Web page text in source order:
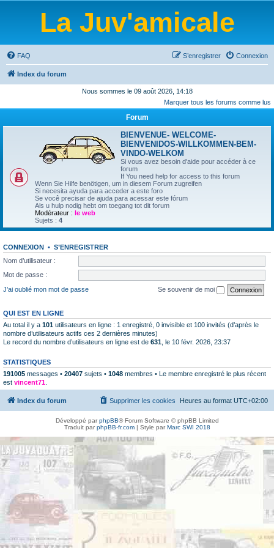
La Juv'amicale
FAQ Connexion
S’enregistrer
Index du forum
Nous sommes le 09 août 2026, 14:18
Marquer tous les forums comme lus
Forum
BIENVENUE- WELCOME-
BIENVENIDOS-WILLKOMMEN-BEM-
VINDO-WELKOM
Si vous avez besoin d'aide pour accéder à ce
forum
If You need help for access to this forum
Wenn Sie Hilfe benötigen, um in diesem Forum zugreifen
Si necesita ayuda para acceder a este foro
Se você precisar de ajuda para acessar este fórum
Als u hulp nodig hebt om toegang tot dit forum
Modérateur : le web
Sujets : 4
CONNEXION • S’ENREGISTRER
Nom d’utilisateur :
Mot de passe :
J’ai oublié mon mot de passe
Se souvenir de moi
QUI EST EN LIGNE
Au total il y a 101 utilisateurs en ligne : 1 enregistré, 0 invisible et 100 invités (d’après le
nombre d’utilisateurs actifs ces 2 dernières minutes)
Le record du nombre d’utilisateurs en ligne est de 631 , le 10 févr. 2026, 23:37
STATISTIQUES
191005 messages • 20407 sujets • 1048 membres • Le membre enregistré le plus récent
est vincent71
Index du forum Heures au format UTC+02:00
Supprimer les cookies
Développé parphpBB® Forum Software © phpBB Limited
Traduit parphpBB-fr.com| Style parMarc SWI 2018